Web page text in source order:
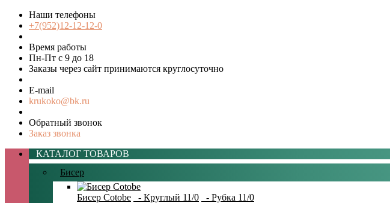
Наши телефоны
+7(952)12-12-12-0
Время работы
Пн-Пт с 9 до 18
Заказы через сайт принимаются круглосуточно
E-mail
krukoko@bk.ru
Обратный звонок
Заказ звонка
КАТАЛОГ ТОВАРОВ
Бисер
Бисер Cotobe - Круглый 11/0 - Рубка 11/0